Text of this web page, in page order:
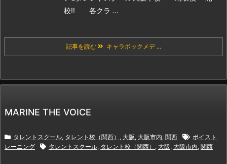
校!! 各クラ ...
記事を読む キャラボックメデ ...
MARINE THE VOICE
タレントスクール, タレント校（関西） , 大阪, 大阪市内, 関西
ボイスト
レーニング
タレントスクール, タレント校（関西） , 大阪, 大阪市内, 関西